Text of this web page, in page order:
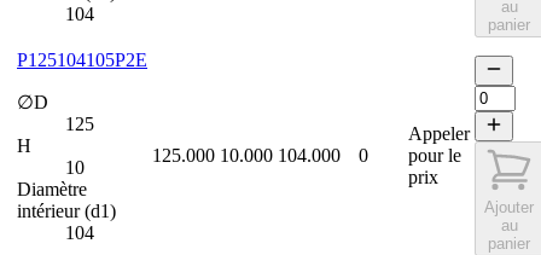
104
au
panier
P125104105P2E
∅D
125
H
10
Diamètre
intérieur (d1)
104
125.000 10.000 104.000 0
Appeler
pour le
prix
Ajouter
au
panier